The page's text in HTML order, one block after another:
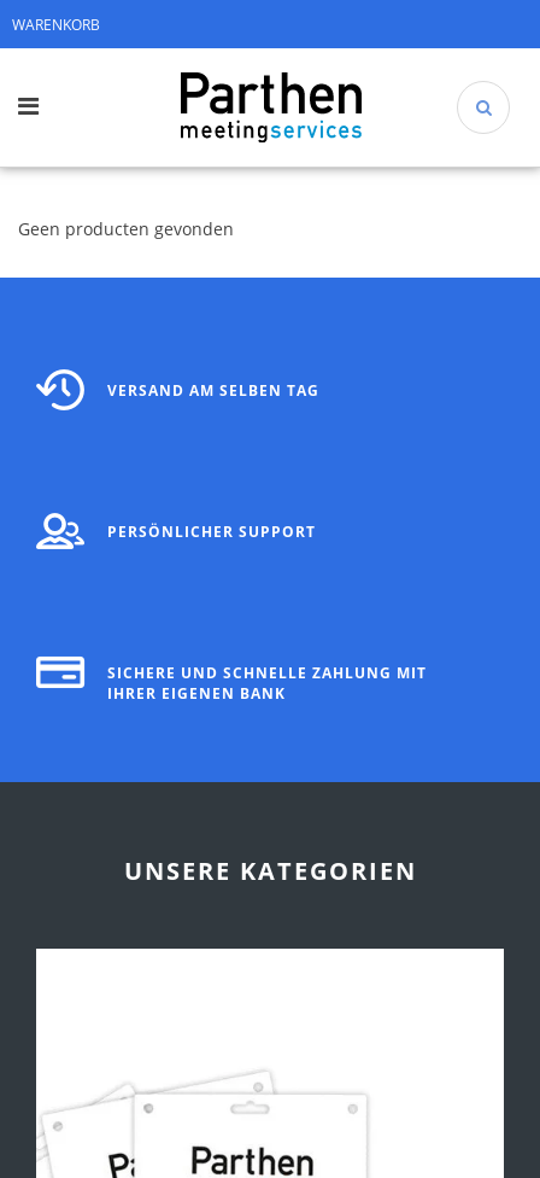
WARENKORB
Geen producten gevonden
VERSAND AM SELBEN TAG
PERSÖNLICHER SUPPORT
SICHERE UND SCHNELLE ZAHLUNG MIT
IHRER EIGENEN BANK
UNSERE KATEGORIEN